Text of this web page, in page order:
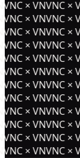
× VNVNC ×
× VNVNC ×
× VNVNC ×
× VNVNC ×
× VNVNC ×
× VNVNC ×
× VNVNC ×
× VNVNC ×
× VNVNC ×
× VNVNC ×
× VNVNC ×
× VNVNC ×